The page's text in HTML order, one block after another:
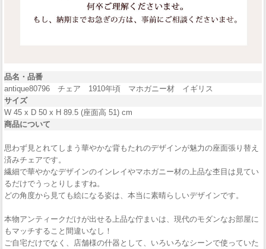
品名・品番
antique80796 チェア 1910年頃 マホガニー材 イギリス
サイズ
W 45 x D 50 x H 89.5 (座面高 51) cm
商品について
思わず見とれてしまう華やかな背もたれのデザインが魅力の座面張り替え
済みチェアです。
繊細で華やかなデザインのインレイやマホガニー材の上品な杢目は見てい
るだけでうっとりしますね。
どの角度から見ても絵になる姿は、本当に素晴らしいデザインです。
本物アンティークだけが出せる上品な佇まいは、現代のモダンなお部屋に
もマッチすること間違いなし！
ご自宅だけでなく、店舗様の什器として、いろいろなシーンで使っていた